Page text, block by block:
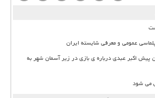
عمومی و معرفی شایسته ایران
پیش اکبر عبدی درباره ی بازی در زیر آسمان شهر به
می شود